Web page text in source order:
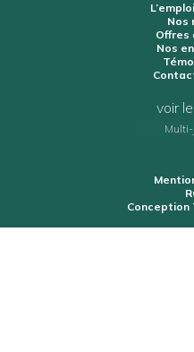
Nos
Offres
Nos
voir
Conception